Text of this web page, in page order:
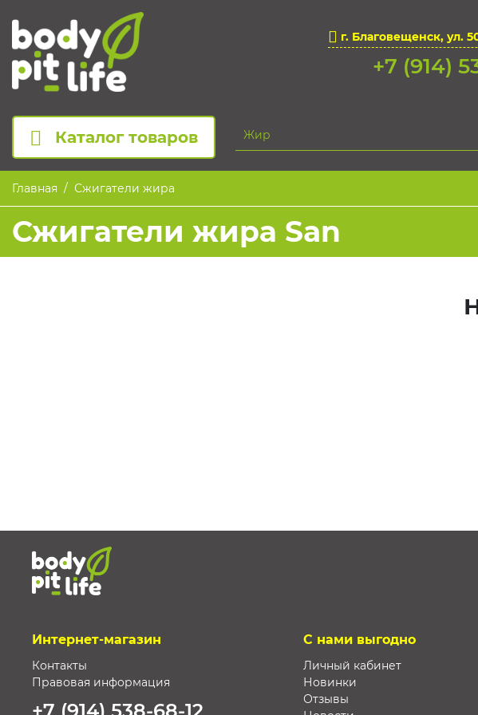
г. Благовещенск, ул.
+7 (914)
Каталог товаров
Главная Сжигатели жира
Сжигатели жира San
Интернет-магазин
Контакты
Правовая информация
С нами выгодно
Личный кабинет
Новинки
Отзывы